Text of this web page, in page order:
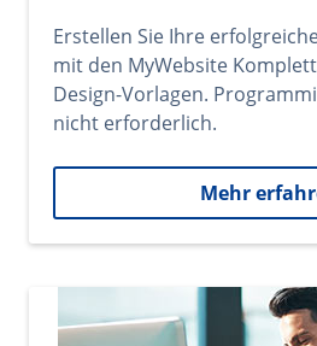
Erstellen Sie Ihre
mit den MyWebsite
Design-Vorlagen.
nicht erforderlich.
Mehr